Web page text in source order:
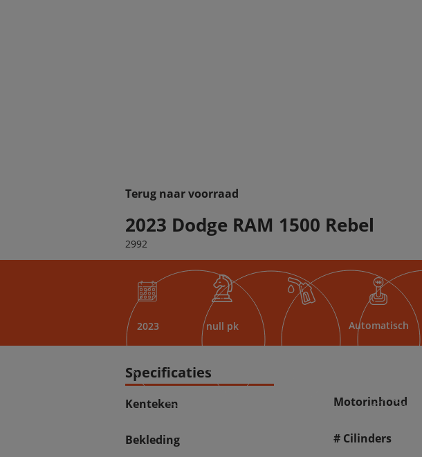
Terug naar voorraad
2023 Dodge RAM 1500 Rebel
Specificaties
Kenteken
Bekleding
Motorinhoud
# Cilinders
2023 null pk Automatisch
2992